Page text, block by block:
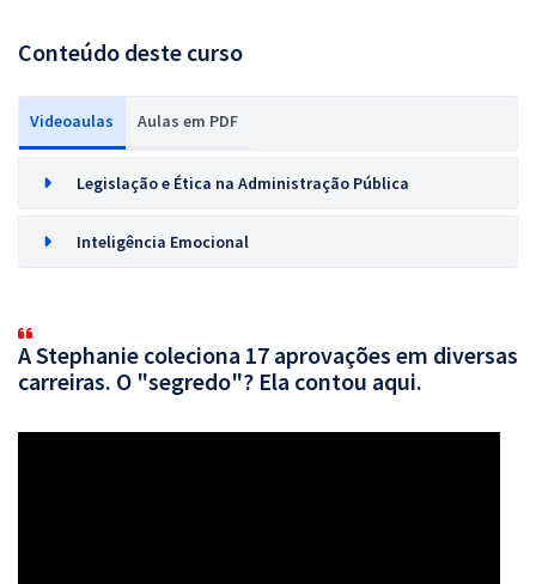
Conteúdo deste curso
Videoaulas Aulas em PDF
Legislação e Ética na Administração Pública
Inteligência Emocional
A Stephanie coleciona 17 aprovações em diversas
carreiras. O "segredo"? Ela contou aqui.